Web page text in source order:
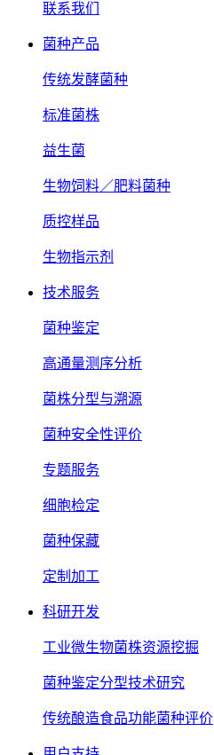
联系我们
菌种产品
传统发酵菌种
标准菌株
益生菌
生物饲料／肥料菌种
质控样品
生物指示剂
技术服务
菌种鉴定
高通量测序分析
菌株分型与溯源
菌种安全性评价
专题服务
细胞检定
菌种保藏
定制加工
科研开发
工业微生物菌株资源挖掘
菌种鉴定分型技术研究
传统酿造食品功能菌种评价